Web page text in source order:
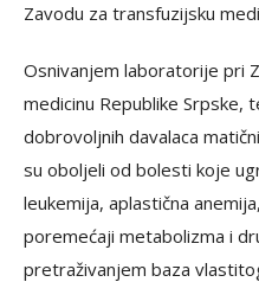
Zavodu za transfuzijsku
Osnivanjem laboratorije pri
medicinu Republike
dobrovoljnih davalaca
su oboljeli od bolesti koje
leukemija, aplastična
poremećaji metabolizma i
pretraživanjem baza